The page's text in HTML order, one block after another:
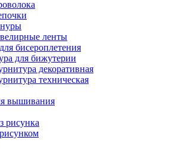
ленты
бисероплетения
для бижутерии
декоративная
техническая
вышивания
рисунка